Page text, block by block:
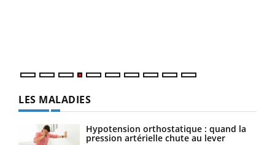
LES MALADIES
Hypotension orthostatique : quand la
pression artérielle chute au lever